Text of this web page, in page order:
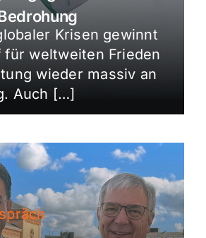
Krisen gewinnt
für weltweiten Frieden
wieder massiv an
Auch […]